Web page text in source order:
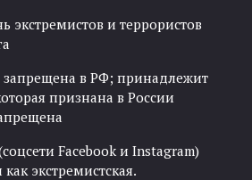
экстремистов и террористов
запрещена в РФ; принадлежит
признана в России
Facebook и Instagram)
экстремистская.